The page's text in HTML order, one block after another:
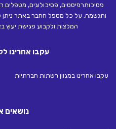
פסיכותרפיסטים, פסיכולוגים, מטפלים
והגשמה. על כל מטפל החבר באתר ניתן
המלצות ולקבוע פגישת יעוץ
עקבו אחרינו
עקבו אחרינו במגוון רשתות חברתיות
נושאים